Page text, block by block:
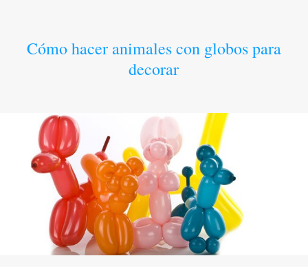
Cómo hacer animales con globos para
decorar